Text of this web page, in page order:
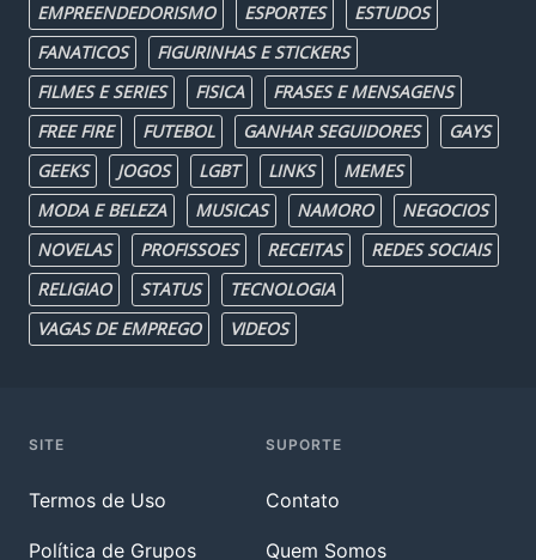
EMPREENDEDORISMO
ESPORTES
ESTUDOS
FANATICOS
FIGURINHAS E STICKERS
FILMES E SERIES
FISICA
FRASES E MENSAGENS
FREE FIRE
FUTEBOL GANHAR SEGUIDORES
GAYS
GEEKS
JOGOS LGBT LINKS
MEMES
MODA E BELEZA
MUSICAS NAMORO
NEGOCIOS
NOVELAS
PROFISSOES RECEITAS
REDES SOCIAIS
RELIGIAO
STATUS
TECNOLOGIA
VAGAS DE EMPREGO
VIDEOS
SITE
Termos de Uso
Política de Grupos
SUPORTE
Contato
Quem Somos